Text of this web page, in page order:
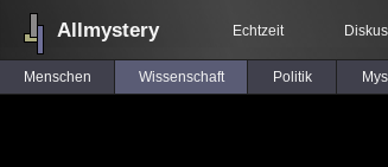
Allmystery Echtzeit
Menschen Wissenschaft Politik